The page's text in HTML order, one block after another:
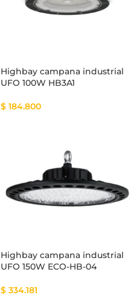
Highbay campana industrial
UFO 100W HB3A1
$ 184.800
Highbay campana industrial
UFO 150W ECO-HB-04
$ 334.181